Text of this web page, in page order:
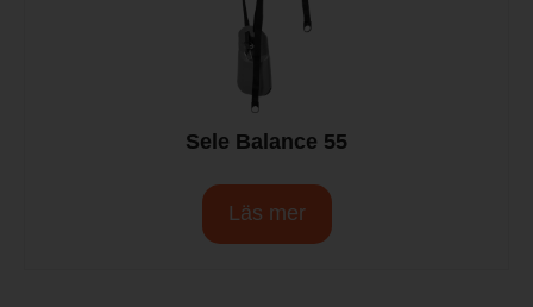
Sele Balance 55
Läs mer